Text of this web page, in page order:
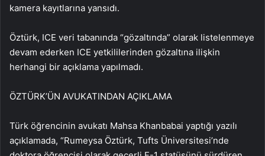
kamera kayıtlarına yansıdı.
Öztürk, ICE veri tabanında “gözaltında” olarak listelenmeye
devam ederken ICE yetkililerinden gözaltına ilişkin
herhangi bir açıklama yapılmadı.
ÖZTÜRK’ÜN AVUKATINDAN AÇIKLAMA
Türk öğrencinin avukatı Mahsa Khanbabai yaptığı yazılı
açıklamada, “Rumeysa Öztürk, Tufts Üniversitesi’nde